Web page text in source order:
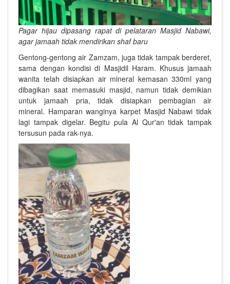
Pagar hijau dipasang rapat di pelataran Masjid Nabawi,
agar jamaah tidak mendirikan shaf baru
Gentong-gentong air Zamzam, juga tidak tampak berderet,
sama dengan kondisi di Masjidil Haram. Khusus jamaah
wanita telah disiapkan air mineral kemasan 330ml yang
dibagikan saat memasuki masjid, namun tidak demikian
untuk jamaah pria, tidak disiapkan pembagian air
mineral. Hamparan wanginya karpet Masjid Nabawi tidak
lagi tampak digelar. Begitu pula Al Qur'an tidak tampak
tersusun pada rak-nya.